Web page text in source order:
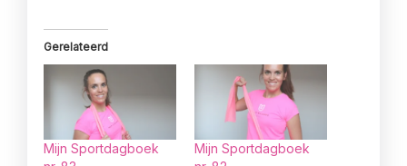
Gerelateerd
Mijn Sportdagboek
Mijn Sportdagboek